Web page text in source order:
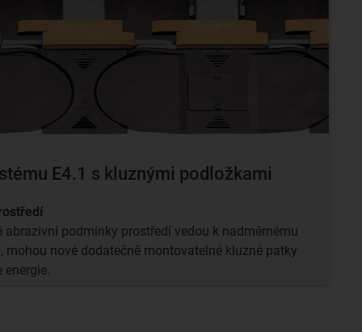
E4.1 s kluznými podložkami
abrazivní podmínky prostředí vedou k nadměrnému
mohou nové dodatečně montovatelné kluzné patky